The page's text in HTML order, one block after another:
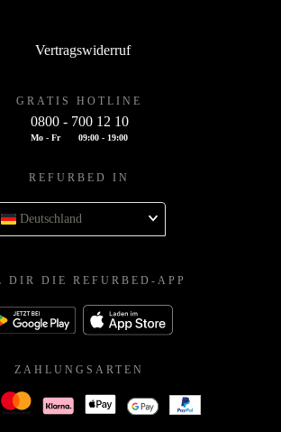
Vertragswiderruf
GRATIS HOTLINE
0800 - 700 12 10
Mo - Fr 09:00 - 19:00
REFURBED IN
Deutschland
DIR DIE REFURBED-APP
ZAHLUNGSARTEN